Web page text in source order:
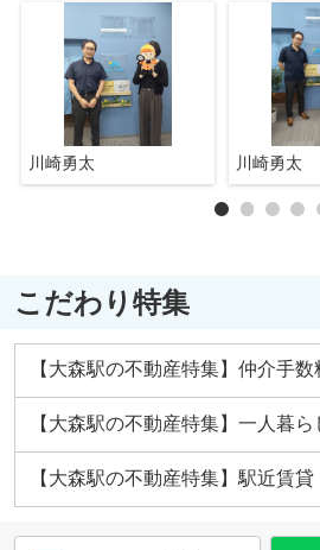
川崎勇太 川崎勇太
こだわり特集
【大森駅の不動産特集】仲介手
【大森駅の不動産特集】一人暮
【大森駅の不動産特集】駅近賃貸